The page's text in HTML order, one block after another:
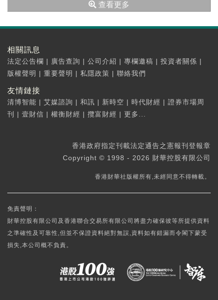
查看更多
相關訊息
法定公告欄 | 廣告查詢 | 公司介紹 | 專欄邀稿 | 投資者關係 |
版權聲明 | 重要聲明 | 私隱政策 | 聯絡我們
友情鏈接
清博智能 | 艾媒諮詢 | 和訊 | 新時空 | 時代財經 | 證券市場周
刊
| 壹財信 | 權衡財經 | 攬富財經 | 更多...
香港政府指定刊載法定通告之憲報刊登報章
Copyright © 1998 - 2026 財華控股有限公司
香港財華社版權所有,未經同意不得轉載。
免責聲明：
財華控股有限公司及香港聯合交易所有限公司將盡力確保彼等所提供資料
之準確性及可靠性,但並不保證資料絕對無誤,資料如有錯漏而令閣下蒙受
損失,本公司概不負責。